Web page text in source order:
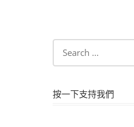
按一下支持我們